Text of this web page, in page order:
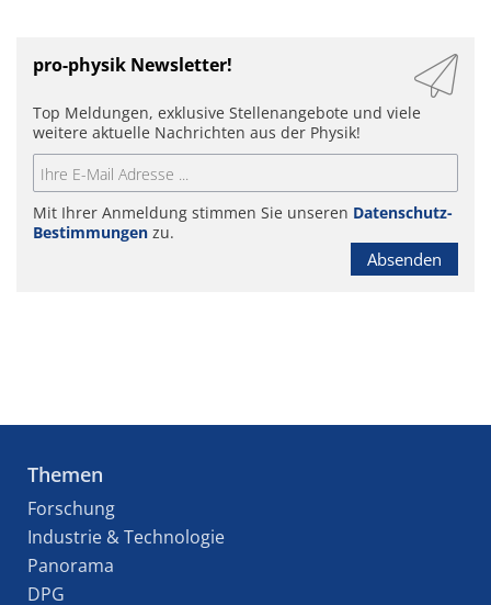
pro-physik Newsletter!
Top Meldungen, exklusive Stellenangebote und viele
weitere aktuelle Nachrichten aus der Physik!
Mit Ihrer Anmeldung stimmen Sie unseren Datenschutz-
Bestimmungen zu.
Absenden
Themen
Forschung
Industrie & Technologie
Panorama
DPG